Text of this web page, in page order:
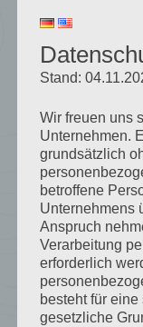
zu achten, den
zu halten, um
stören. Nach
führen und der
damit aufgelöst
Ski
Für Ihre
Schuhtrockner
Skischuhe/
Stand:
Wir freuen uns
Unternehmen.
grundsätzlich
betroffene
Unternehmens
Anspruch
Verarbeitung
erforderlich
besteht für
gesetzliche